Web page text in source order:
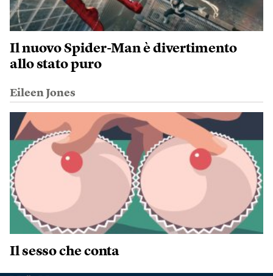
Il nuovo Spider-Man è divertimento
allo stato puro
Eileen Jones
Il sesso che conta